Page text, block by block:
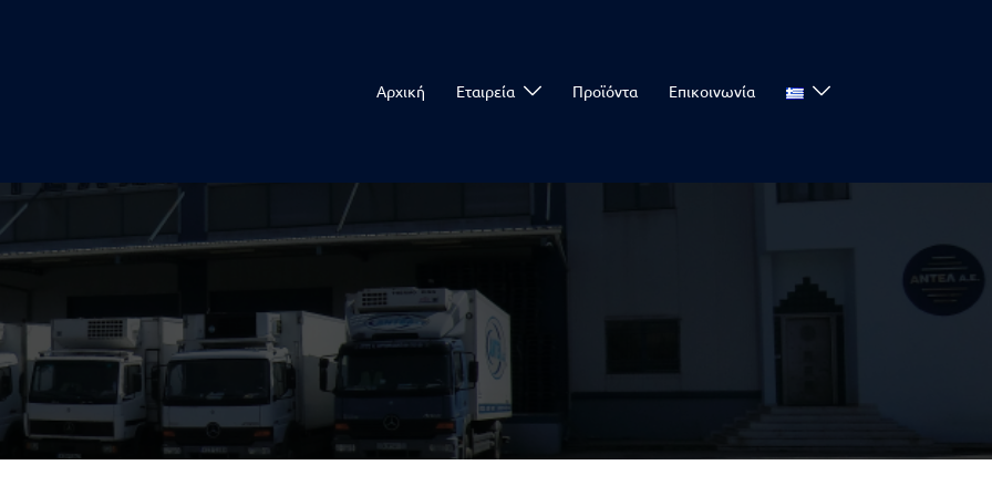
Αρχική Εταιρεία Προϊόντα Επικοινωνία